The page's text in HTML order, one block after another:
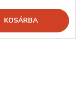
KOSÁRBA